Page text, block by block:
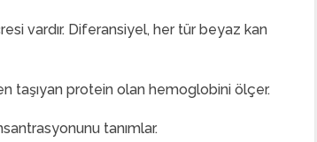
vardır. Diferansiyel, her tür beyaz kan
taşıyan protein olan hemoglobini ölçer.
tanımlar.